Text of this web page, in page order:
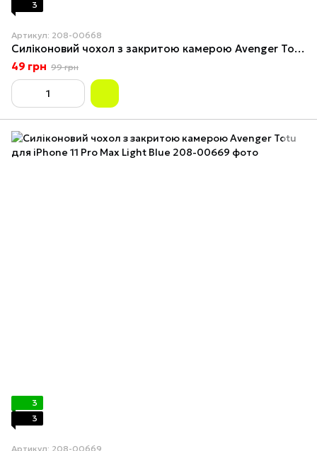
3
Артикул: 208-00668
Силіконовий чохол з закритою камерою Avenger Totu для iPhone 11 Pro Max Purple
49 грн 99 грн
3
3
Артикул: 208-00669